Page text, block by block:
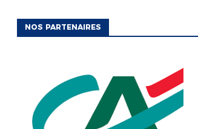
NOS PARTENAIRES